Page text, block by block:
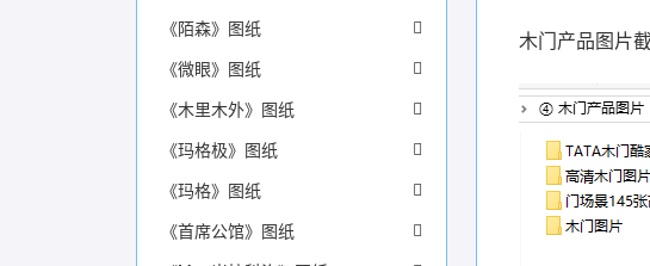
《陌森》图纸
《微眼》图纸
《木里木外》图纸
《玛格极》图纸
《玛格》图纸
《首席公馆》图纸
木门产品图片